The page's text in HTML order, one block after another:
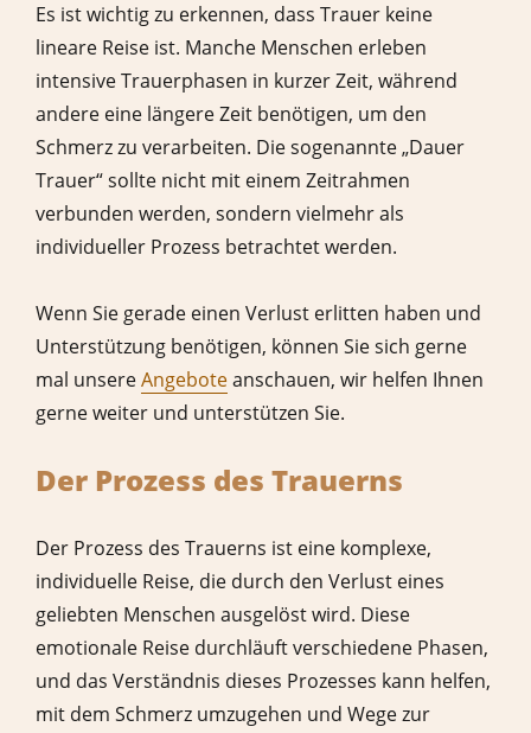
Es ist wichtig zu erkennen, dass Trauer keine
lineare Reise ist. Manche Menschen erleben
intensive Trauerphasen in kurzer Zeit, während
andere eine längere Zeit benötigen, um den
Schmerz zu verarbeiten. Die sogenannte „Dauer
Trauer“ sollte nicht mit einem Zeitrahmen
verbunden werden, sondern vielmehr als
individueller Prozess betrachtet werden.
Wenn Sie gerade einen Verlust erlitten haben und
Unterstützung benötigen, können Sie sich gerne
mal unsereAngeboteanschauen, wir helfen Ihnen
gerne weiter und unterstützen Sie.
Der Prozess des Trauerns
Der Prozess des Trauerns ist eine komplexe,
individuelle Reise, die durch den Verlust eines
geliebten Menschen ausgelöst wird. Diese
emotionale Reise durchläuft verschiedene Phasen,
und das Verständnis dieses Prozesses kann helfen,
mit dem Schmerz umzugehen und Wege zur